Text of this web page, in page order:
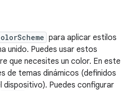
para aplicar estilos
unido. Puedes usar estos
que necesites un color. En este
de temas dinámicos (definidos
dispositivo). Puedes configurar